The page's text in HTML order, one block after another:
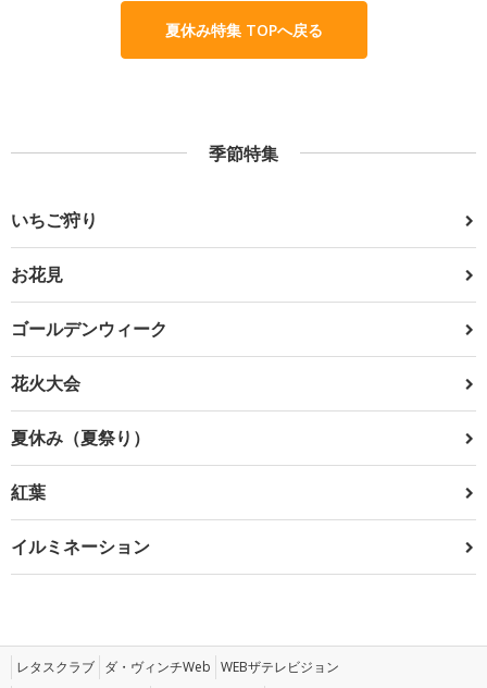
夏休み特集 TOPへ戻る
季節特集
いちご狩り
お花見
ゴールデンウィーク
花火大会
夏休み（夏祭り）
紅葉
イルミネーション
レタスクラブ ダ・ヴィンチWeb WEBザテレビジョン